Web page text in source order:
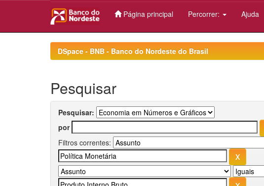
Página principal Percorrer: Ajuda
DSpace - BNB - Banco do Nordeste do Brasil
Pesquisar
Pesquisar:
por
Filtros correntes: